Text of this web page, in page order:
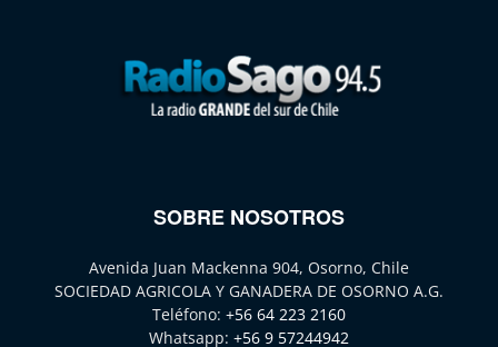
SOBRE NOSOTROS
Avenida Juan Mackenna 904, Osorno, Chile
SOCIEDAD AGRICOLA Y GANADERA DE OSORNO A.G.
Teléfono: +56 64 223 2160
Whatsapp: +56 9 57244942